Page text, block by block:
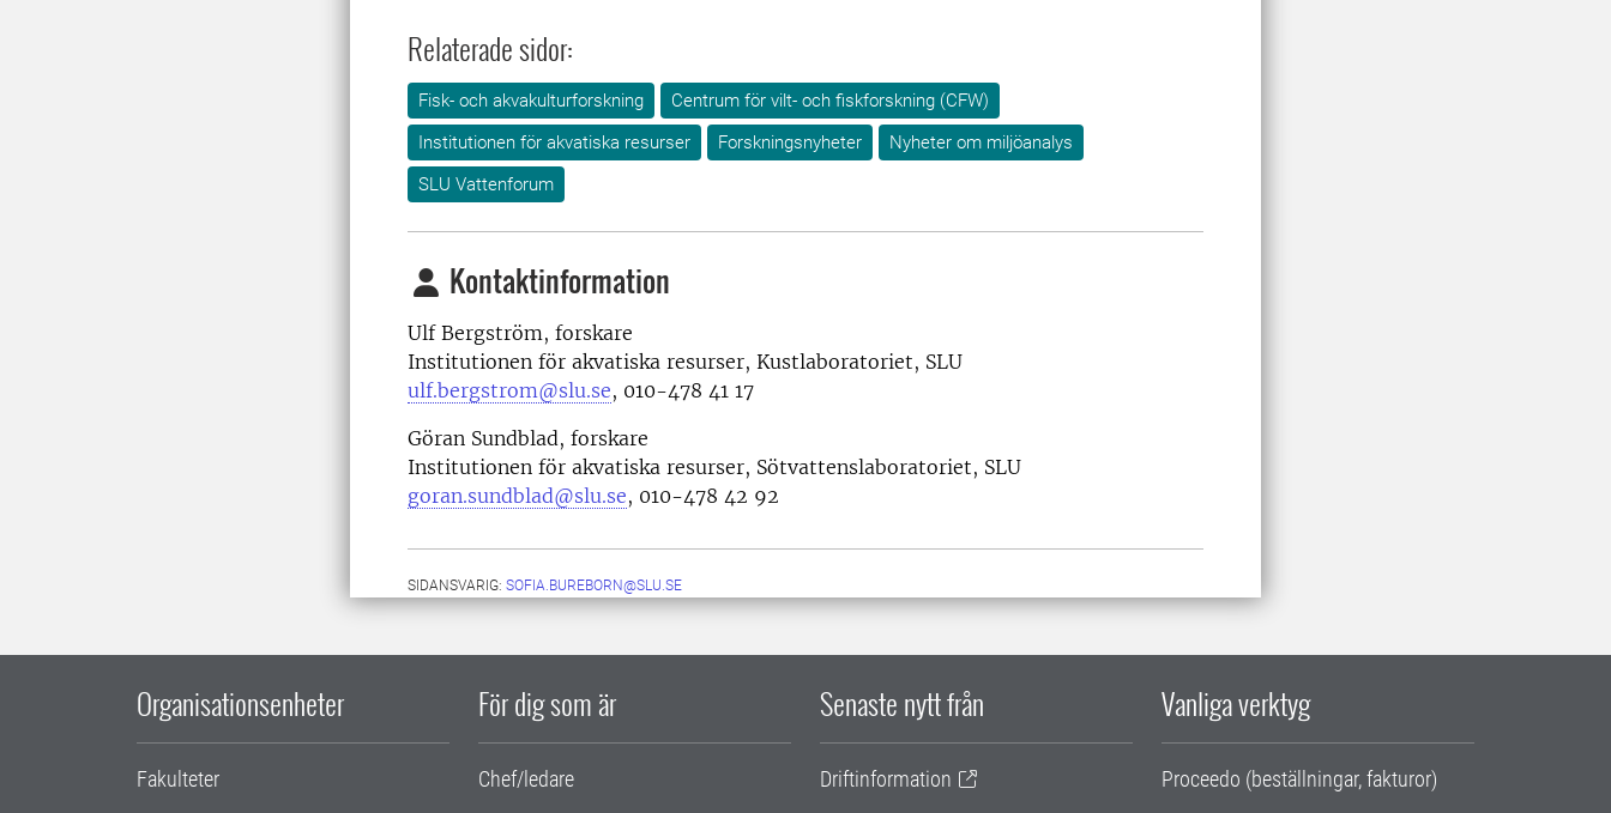
Relaterade sidor:
Fisk- och akvakulturforskning
Centrum för vilt- och fiskforskning (CFW)
Institutionen för akvatiska resurser
Forskningsnyheter
Nyheter om miljöanalys
SLU Vattenforum
Kontaktinformation
Ulf Bergström, forskare
Institutionen för akvatiska resurser, Kustlaboratoriet, SLU
ulf.bergstrom@slu.se, 010-478 41 17
Göran Sundblad, forskare
Institutionen för akvatiska resurser, Sötvattenslaboratoriet, SLU
goran.sundblad@slu.se, 010-478 42 92
SIDANSVARIG: SOFIA.BUREBORN@SLU.SE
Organisationsenheter
Fakulteter
För dig som är
Chef/ledare
Senaste nytt från
Driftinformation
Vanliga verktyg
Proceedo (beställningar, fakturor)